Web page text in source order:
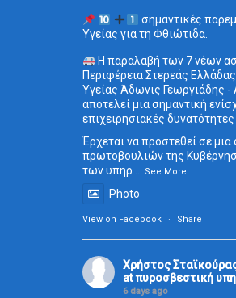
σημαντικές
Υγείας για τη Φθιώτιδα.
Η παραλαβή των 7 νέων
Περιφέρεια Στερεάς
Υγείας Άδωνις Γεωργιάδης -
αποτελεί μια σημαντική
επιχειρησιακές
Έρχεται να προστεθεί σε
πρωτοβουλιών της
των υπηρ ... See More
Photo
View on Facebook · Share
Χρήστος
at πυροσβεστική
6 days ago